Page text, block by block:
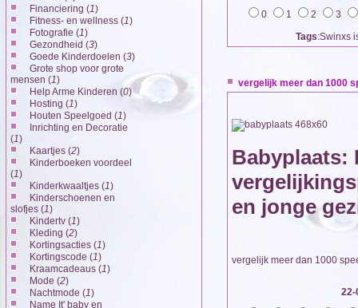
Financiering (1)
Fitness- en wellness (1)
Fotografie (1)
Gezondheid (3)
Goede Kinderdoelen (3)
Grote shop voor grote
mensen (1)
Help Arme Kinderen (0)
Hosting (1)
Houten Speelgoed (1)
Inrichting en Decoratie
(1)
Kaartjes (2)
Kinderboeken voordeel
(1)
Kinderkwaaltjes (1)
Kinderschoenen en
slofjes (1)
Kindertv (1)
Kleding (2)
Kortingsacties (1)
Kortingscode (1)
Kraamcadeaus (1)
Mode (2)
Nachtmode (1)
Name It' baby en
0
1 2
3
Tags:Swinxs
vergelijk meer dan 1000
Babyplaats:
en jonge
vergelijk meer dan 1000
22-